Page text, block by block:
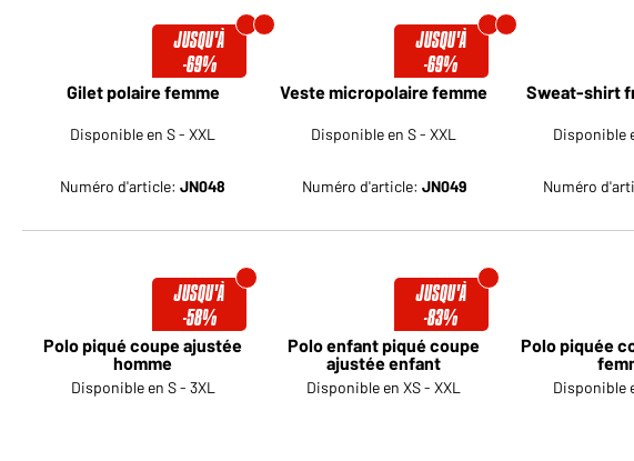
JUSQU'À
-69%
Gilet polaire femme
Disponible en S - XXL
Numéro d'article:JN048
JUSQU'À
-69%
Veste micropolaire femme
Disponible en S - XXL
Numéro d'article: JN049
Sweat-shirt
Disponible
Numéro
JUSQU'À
-58%
Polo piqué coupe ajustée
homme
Disponible en S - 3XL
JUSQU'À
-83%
Polo enfant piqué coupe
ajustée enfant
Disponible en XS - XXL
Polo piquée
Disponible